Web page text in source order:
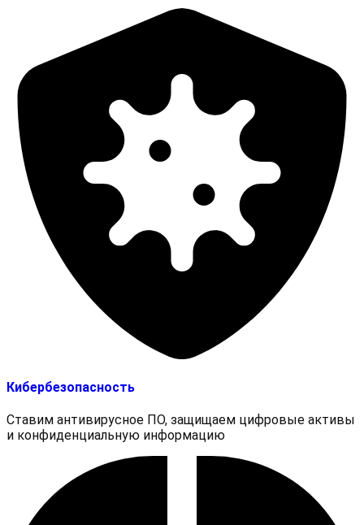
Кибербезопасность
Ставим антивирусное ПО, защищаем цифровые активы
и конфиденциальную информацию